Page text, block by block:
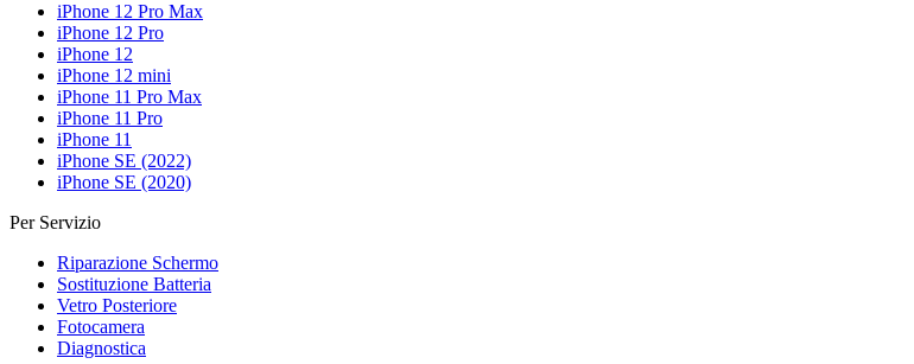
iPhone 12 Pro Max
iPhone 12 Pro
iPhone 12
iPhone 12 mini
iPhone 11 Pro Max
iPhone 11 Pro
iPhone 11
iPhone SE (2022)
iPhone SE (2020)
Per Servizio
Riparazione Schermo
Sostituzione Batteria
Vetro Posteriore
Fotocamera
Diagnostica